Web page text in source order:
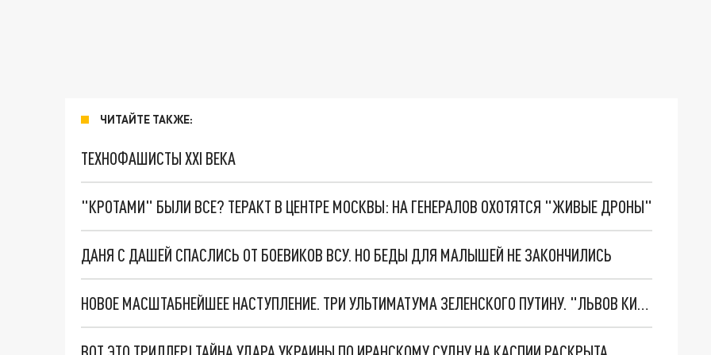
ЧИТАЙТЕ ТАКЖЕ:
ТЕХНОФАШИСТЫ XXI ВЕКА
"КРОТАМИ" БЫЛИ ВСЕ? ТЕРАКТ В ЦЕНТРЕ МОСКВЫ: НА ГЕНЕРАЛОВ ОХОТЯТСЯ "ЖИВЫЕ ДРОНЫ"
ДАНЯ С ДАШЕЙ СПАСЛИСЬ ОТ БОЕВИКОВ ВСУ. НО БЕДЫ ДЛЯ МАЛЫШЕЙ НЕ ЗАКОНЧИЛИСЬ
НОВОЕ МАСШТАБНЕЙШЕЕ НАСТУПЛЕНИЕ. ТРИ УЛЬТИМАТУМА ЗЕЛЕНСКОГО ПУТИНУ. "ЛЬВОВ КИМА" ПОСТАВЯТ НА ПВО? ГЛОБАЛЬНЫЙ ПРОРЫВ ПОД ЗАПОРОЖЬЕМ